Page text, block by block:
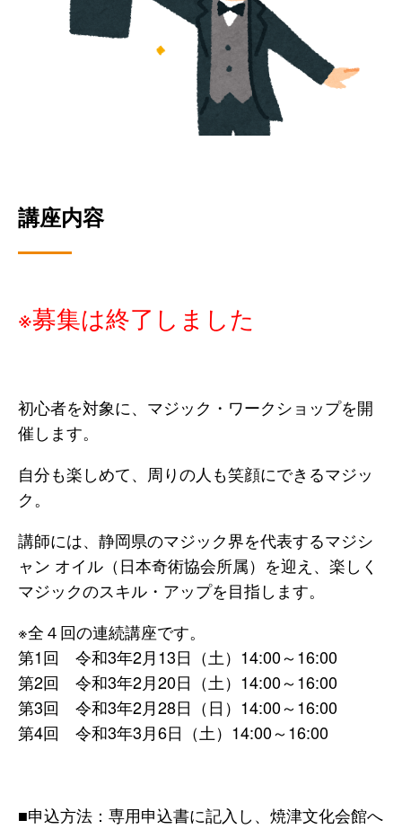
講座内容
※募集は終了しました
初心者を対象に、マジック・ワークショップを開
催します。
自分も楽しめて、周りの人も笑顔にできるマジッ
ク。
講師には、静岡県のマジック界を代表するマジシ
ャン オイル（日本奇術協会所属）を迎え、楽しく
マジックのスキル・アップを目指します。
※全４回の連続講座です。
第1回 令和3年2月13日（土）14:00～16:00
第2回 令和3年2月20日（土）14:00～16:00
第3回 令和3年2月28日（日）14:00～16:00
第4回 令和3年3月6日（土）14:00～16:00
■申込方法：専用申込書に記入し、焼津文化会館へ